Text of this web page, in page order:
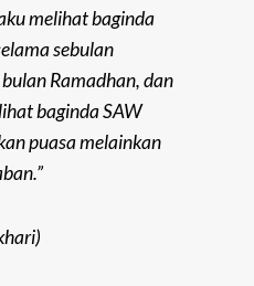
melihat baginda
sebulan
Ramadhan, dan
baginda SAW
puasa melainkan